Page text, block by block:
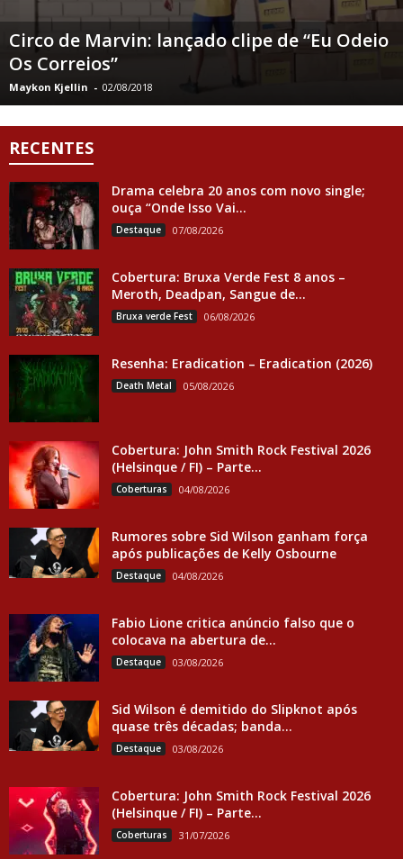
Circo de Marvin: lançado clipe de “Eu Odeio
Os Correios”
Maykon Kjellin - 02/08/2018
RECENTES
Drama celebra 20 anos com novo single;
ouça “Onde Isso Vai...
Destaque 07/08/2026
Cobertura: Bruxa Verde Fest 8 anos –
Meroth, Deadpan, Sangue de...
Bruxa verde Fest 06/08/2026
Resenha: Eradication – Eradication (2026)
Death Metal 05/08/2026
Cobertura: John Smith Rock Festival 2026
(Helsinque / FI) – Parte...
Coberturas 04/08/2026
Rumores sobre Sid Wilson ganham força
após publicações de Kelly Osbourne
Destaque 04/08/2026
Fabio Lione critica anúncio falso que o
colocava na abertura de...
Destaque 03/08/2026
Sid Wilson é demitido do Slipknot após
quase três décadas; banda...
Destaque 03/08/2026
Cobertura: John Smith Rock Festival 2026
(Helsinque / FI) – Parte...
Coberturas 31/07/2026